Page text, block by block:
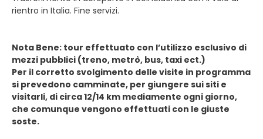
rientro in Italia. Fine servizi.
Nota Bene: tour effettuato con l’utilizzo esclusivo di
mezzi pubblici (treno, metrò, bus, taxi ect.)
Per il corretto svolgimento delle visite in programma
si prevedono camminate, per giungere sui siti e
visitarli, di circa 12/14 km mediamente ogni giorno,
che comunque vengono effettuati con le giuste
soste.